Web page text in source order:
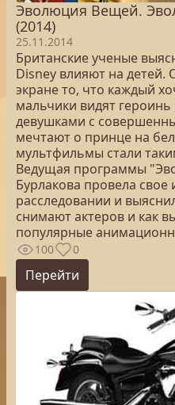
Эволюция Вещей.
(2014)
25.11.2014
Британские ученые
Disney влияют на детей.
экране то, что каждый
мальчики видят
девушками с
мечтают о принце на
мультфильмы стали
Ведущая программы
Бурлакова провела свое
расследовании и
снимают актеров и как
популярные
100 0
Перейти